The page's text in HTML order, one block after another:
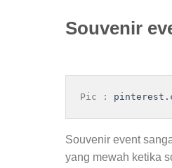
Souvenir
Pic :
Souvenir event
yang mewah ketika